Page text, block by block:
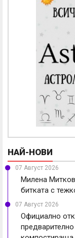
НАЙ-НОВИ
07 Август 2026
Милена
битката с
07 Август 2026
Официално